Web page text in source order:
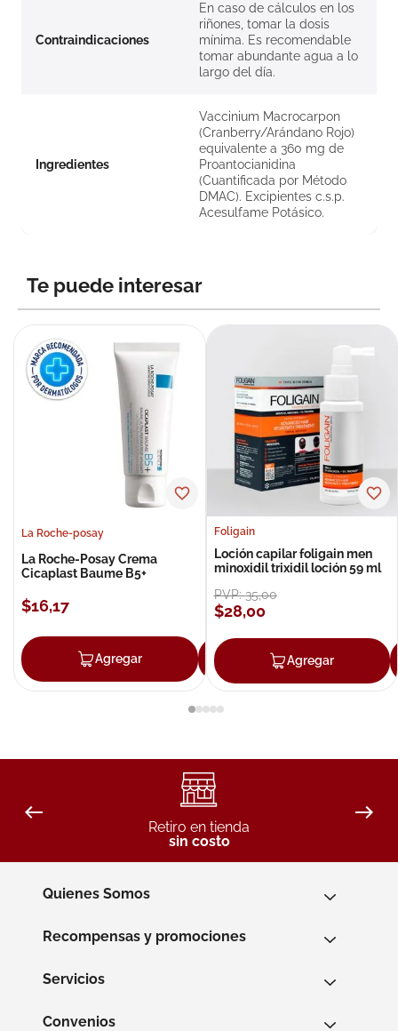
Contraindicaciones
En caso de cálculos en los
riñones, tomar la dosis
mínima. Es recomendable
tomar abundante agua a lo
largo del día.
Ingredientes
Vaccinium Macrocarpon
(Cranberry/Arándano Rojo)
equivalente a 360 mg de
Proantocianidina
(Cuantificada por Método
DMAC). Excipientes c.s.p.
Acesulfame Potásico.
Te puede interesar
La Roche-posay
La Roche-Posay Crema
Cicaplast Baume B5+
$16,17
Agregar Agregar
Foligain
Loción capilar foligain men
minoxidil trixidil loción 59 ml
PVP:35,00
$28,00
Agregar
Retiro en tienda
sin costo
Quienes Somos
Recompensas y promociones
Servicios
Convenios